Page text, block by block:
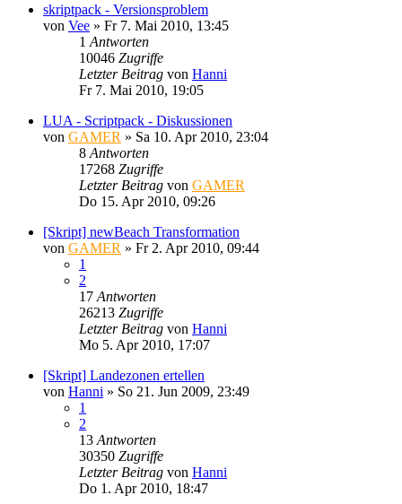
skriptpack - Versionsproblem
von Vee » Fr 7. Mai 2010, 13:45
1 Antworten
10046 Zugriffe
Letzter Beitrag von Hanni
Fr 7. Mai 2010, 19:05
LUA - Scriptpack - Diskussionen
von GAMER » Sa 10. Apr 2010, 23:04
8 Antworten
17268 Zugriffe
Letzter Beitrag von GAMER
Do 15. Apr 2010, 09:26
[Skript] newBeach Transformation
von GAMER » Fr 2. Apr 2010, 09:44
1
2
17 Antworten
26213 Zugriffe
Letzter Beitrag von Hanni
Mo 5. Apr 2010, 17:07
[Skript] Landezonen ertellen
von Hanni » So 21. Jun 2009, 23:49
1
2
13 Antworten
30350 Zugriffe
Letzter Beitrag von Hanni
Do 1. Apr 2010, 18:47